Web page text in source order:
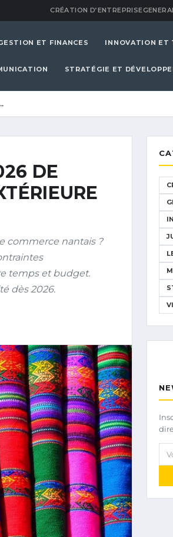
CRÉATION D’ENTREPRISE
ET FINANCES INNOVATION ET
STRATÉGIE ET
DE
commerce nantais ?
temps et budget.
dès 2026.